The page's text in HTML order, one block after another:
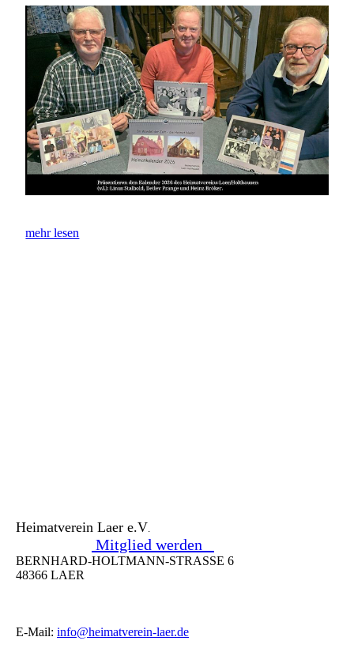
mehr lesen
Heimatverein Laer e.V
Mitglied werden
BERNHARD-HOLTMANN-STRASSE 6
48366 LAER
E-Mail: info@heimatverein-laer.de